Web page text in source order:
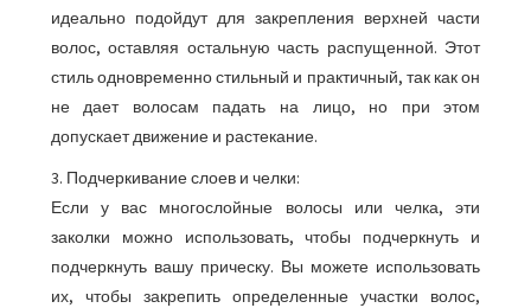
идеально подойдут для закрепления верхней части
волос, оставляя остальную часть распущенной. Этот
стиль одновременно стильный и практичный, так как он
не дает волосам падать на лицо, но при этом
допускает движение и растекание.
3. Подчеркивание слоев и челки:
Если у вас многослойные волосы или челка, эти
заколки можно использовать, чтобы подчеркнуть и
подчеркнуть вашу прическу. Вы можете использовать
их, чтобы закрепить определенные участки волос,